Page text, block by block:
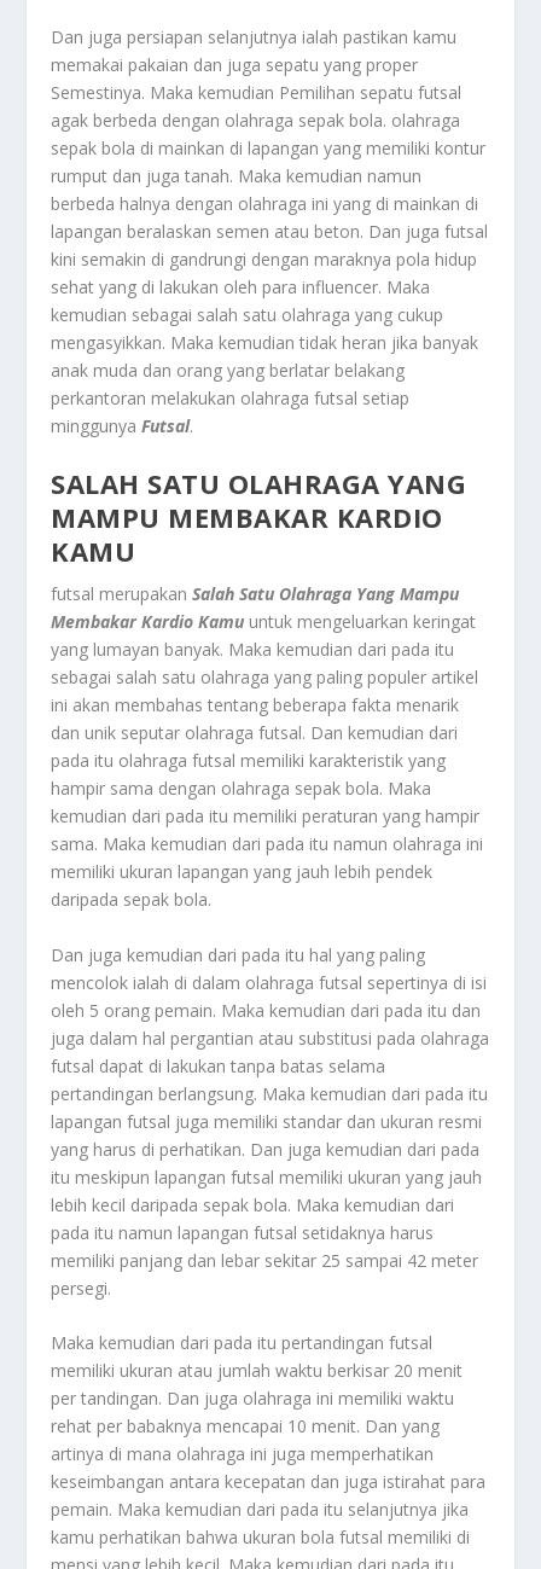
Dan juga persiapan selanjutnya ialah pastikan kamu
memakai pakaian dan juga sepatu yang proper
Semestinya. Maka kemudian Pemilihan sepatu futsal
agak berbeda dengan olahraga sepak bola. olahraga
sepak bola di mainkan di lapangan yang memiliki kontur
rumput dan juga tanah. Maka kemudian namun
berbeda halnya dengan olahraga ini yang di mainkan di
lapangan beralaskan semen atau beton. Dan juga futsal
kini semakin di gandrungi dengan maraknya pola hidup
sehat yang di lakukan oleh para influencer. Maka
kemudian sebagai salah satu olahraga yang cukup
mengasyikkan. Maka kemudian tidak heran jika banyak
anak muda dan orang yang berlatar belakang
perkantoran melakukan olahraga futsal setiap
minggunya Futsal.
SALAH SATU OLAHRAGA YANG
MAMPU MEMBAKAR KARDIO
KAMU
futsal merupakanSalah Satu Olahraga Yang Mampu
Membakar Kardio Kamu untuk mengeluarkan keringat
yang lumayan banyak. Maka kemudian dari pada itu
sebagai salah satu olahraga yang paling populer artikel
ini akan membahas tentang beberapa fakta menarik
dan unik seputar olahraga futsal. Dan kemudian dari
pada itu olahraga futsal memiliki karakteristik yang
hampir sama dengan olahraga sepak bola. Maka
kemudian dari pada itu memiliki peraturan yang hampir
sama. Maka kemudian dari pada itu namun olahraga ini
memiliki ukuran lapangan yang jauh lebih pendek
daripada sepak bola.
Dan juga kemudian dari pada itu hal yang paling
mencolok ialah di dalam olahraga futsal sepertinya di isi
oleh 5 orang pemain. Maka kemudian dari pada itu dan
juga dalam hal pergantian atau substitusi pada olahraga
futsal dapat di lakukan tanpa batas selama
pertandingan berlangsung. Maka kemudian dari pada itu
lapangan futsal juga memiliki standar dan ukuran resmi
yang harus di perhatikan. Dan juga kemudian dari pada
itu meskipun lapangan futsal memiliki ukuran yang jauh
lebih kecil daripada sepak bola. Maka kemudian dari
pada itu namun lapangan futsal setidaknya harus
memiliki panjang dan lebar sekitar 25 sampai 42 meter
persegi.
Maka kemudian dari pada itu pertandingan futsal
memiliki ukuran atau jumlah waktu berkisar 20 menit
per tandingan. Dan juga olahraga ini memiliki waktu
rehat per babaknya mencapai 10 menit. Dan yang
artinya di mana olahraga ini juga memperhatikan
keseimbangan antara kecepatan dan juga istirahat para
pemain. Maka kemudian dari pada itu selanjutnya jika
kamu perhatikan bahwa ukuran bola futsal memiliki di